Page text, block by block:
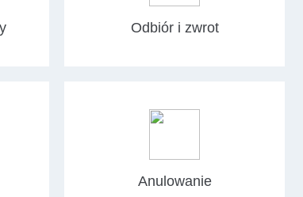
Odbiór i zwrot
Anulowanie